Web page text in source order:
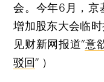
会。今年6月，京
增加股东大会临
见财新网报道“意
驳回” ）